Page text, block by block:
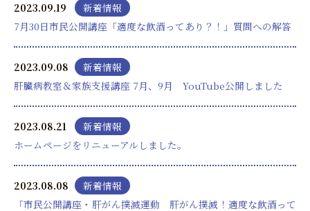
2023.09.19
新着情報
7月30日市民公開講座「適度な飲酒ってあり？！」質問への解答
2023.09.08
新着情報
肝臓病教室＆家族支援講座 7月、9月 YouTube公開しました
2023.08.21
新着情報
ホームページをリニューアルしました。
2023.08.08
新着情報
「市民公開講座・肝がん撲滅運動 肝がん撲滅！適度な飲酒って